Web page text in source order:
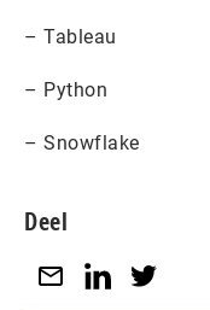
– Tableau
– Python
– Snowflake
Deel